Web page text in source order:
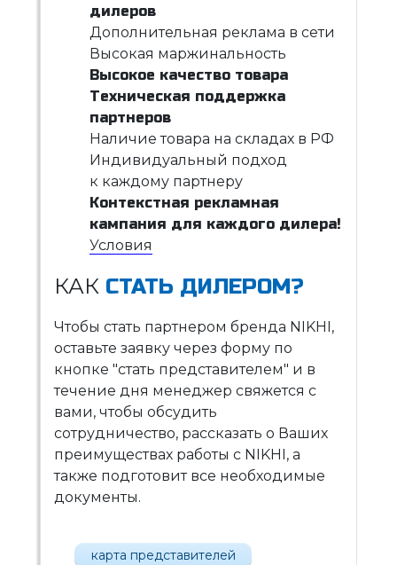
дилеров
Дополнительная реклама в сети
Высокая маржинальность
Высокое качество товара
Техническая поддержка
партнеров
Наличие товара на складах в РФ
Индивидуальный подход
к каждому партнеру
Контекстная рекламная
кампания для каждого дилера!
Условия
КАК СТАТЬ ДИЛЕРОМ?
Чтобы стать партнером бренда NIKHI,
оставьте заявку через форму по
кнопке "стать представителем" и в
течение дня менеджер свяжется с
вами, чтобы обсудить
сотрудничество, рассказать о Ваших
преимуществах работы с NIKHI, а
также подготовит все необходимые
документы.
карта представителей